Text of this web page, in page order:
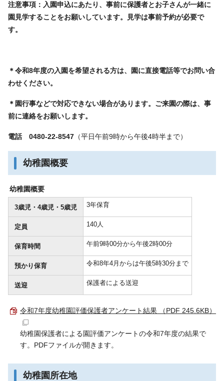
注意事項：入園申込にあたり、事前に保護者とお子さんが一緒に
園見学することをお願いしています。見学は事前予約が必要で
す。
＊令和8年度の入園を希望される方は、園に直接電話等でお問い合
わせください。
＊園行事などで対応できない場合があります。ご来園の際は、事
前に連絡をお願いします。
電話 0480-22-8547 （平日午前9時から午後4時半まで）
幼稚園概要
幼稚園概要
3歳児・4歳児・5歳児 3年保育
定員 140人
保育時間 午前9時00分から午後2時00分
預かり保育 令和8年4月からは午後5時30分まで
送迎 保護者による送迎
令和7年度幼稚園評価保護者アンケート結果 （PDF 245.6KB）
幼稚園保護者による園評価アンケートの令和7年度の結果で
す。PDFファイルが開きます。
幼稚園所在地